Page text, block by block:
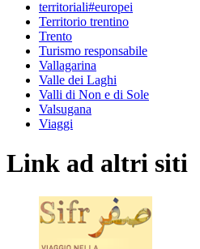
territoriali#europei
Territorio trentino
Trento
Turismo responsabile
Vallagarina
Valle dei Laghi
Valli di Non e di Sole
Valsugana
Viaggi
Link ad altri siti